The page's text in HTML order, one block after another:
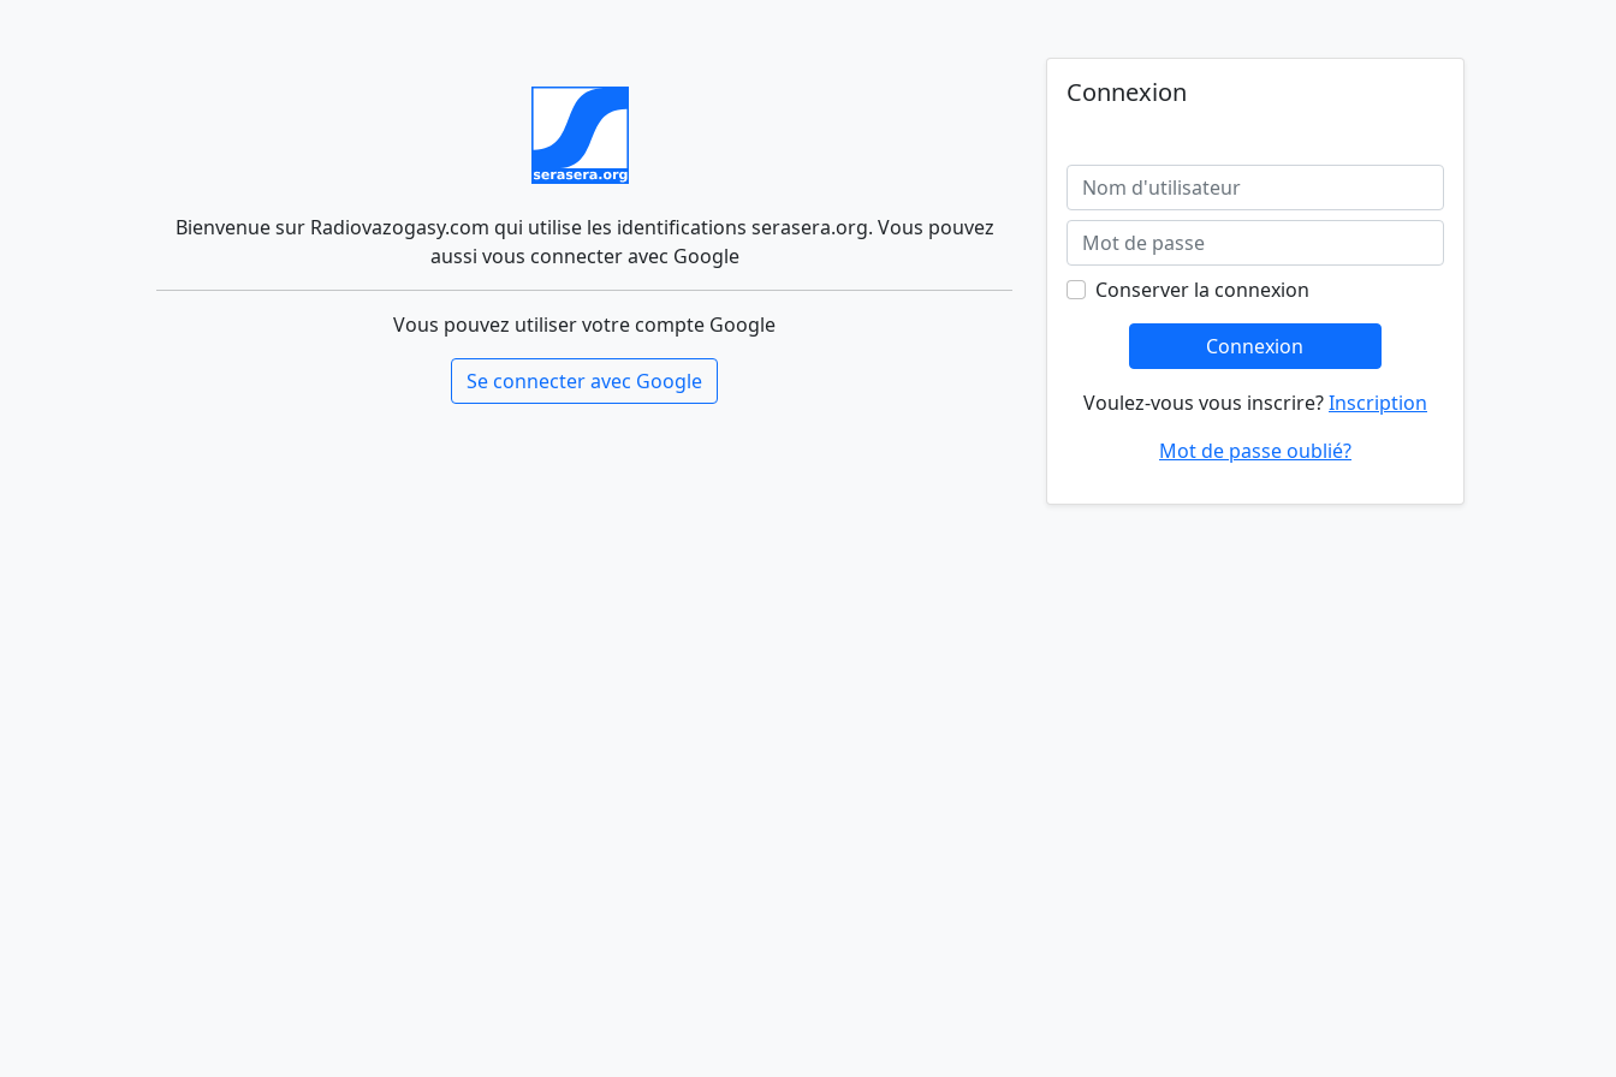
Bienvenue sur Radiovazogasy.com qui utilise les identifications serasera.org. Vous pouvez
aussi vous connecter avec Google
Vous pouvez utiliser votre compte Google
Se connecter avec Google
Connexion
Conserver la connexion
Connexion
Voulez-vous vous inscrire?Inscription
Mot de passe oublié?